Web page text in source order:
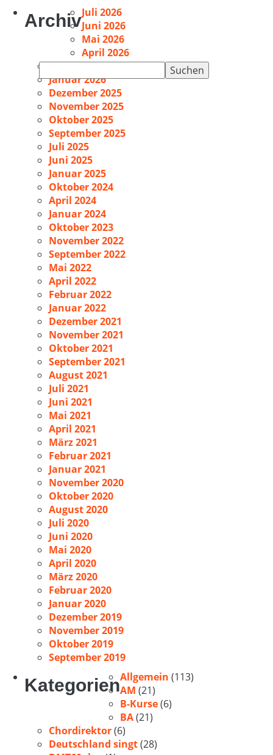
Suchen
nach:
ArchivJuli 2026
Juni 2026
Mai 2026
April 2026
Februar 2026
Januar 2026
Dezember 2025
November 2025
Oktober 2025
September 2025
Juli 2025
Juni 2025
Januar 2025
Oktober 2024
April 2024
Januar 2024
Oktober 2023
November 2022
September 2022
Mai 2022
April 2022
Februar 2022
Januar 2022
Dezember 2021
November 2021
Oktober 2021
September 2021
August 2021
Juli 2021
Juni 2021
Mai 2021
April 2021
März 2021
Februar 2021
Januar 2021
November 2020
Oktober 2020
August 2020
Juli 2020
Juni 2020
Mai 2020
April 2020
März 2020
Februar 2020
Januar 2020
Dezember 2019
November 2019
Oktober 2019
September 2019
KategorienAllgemein (113)
AM (21)
B-Kurse(6)
BA(21)
Chordirektor(6)
Deutschland singt(28)